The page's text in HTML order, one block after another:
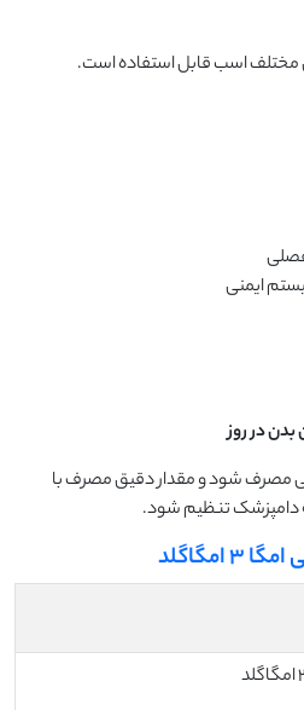
مختلف اسب قابل استفاده است.
ایمنی
بدن در روز
مصرف شود و مقدار دقیق مصرف با
دامپزشک تنظیم شود.